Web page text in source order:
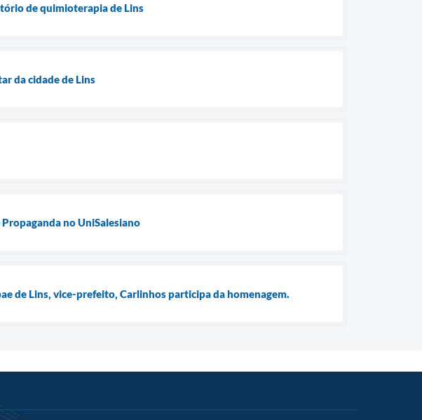
de quimioterapia de Lins
da cidade de Lins
no UniSalesiano
de Lins, vice-prefeito, Carlinhos participa da homenagem.